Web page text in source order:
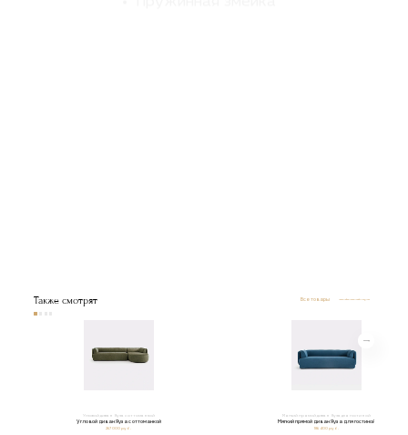
Также смотрят Все товары
Угловой диван Яуза с оттоманкой
Угловой диван Яуза с оттоманкой
267 000 руб.
Мягкий прямой диван Яуза для гостиной
Мягкий прямой диван Яуза для гостиной
186 400 руб.